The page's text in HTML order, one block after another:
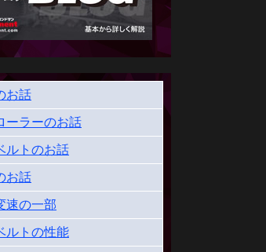
お話
ーラーのお話
ルトのお話
お話
速の一部
ルトの性能